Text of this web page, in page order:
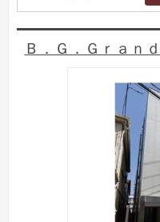
Ｂ．Ｇ．Ｇｒａｎ